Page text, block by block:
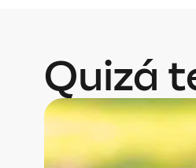
Quizá